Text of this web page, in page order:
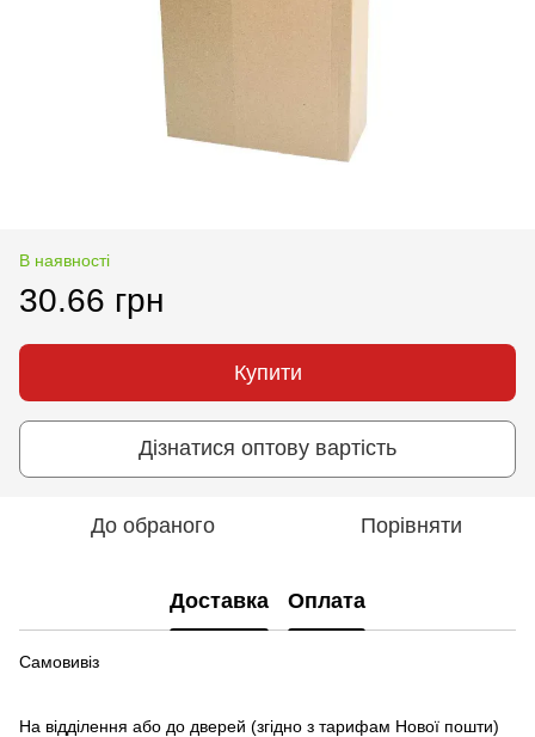
В наявності
30.66 грн
Купити
Дізнатися оптову вартість
До обраного Порівняти
Доставка Оплата
Самовивіз
На відділення або до дверей (згідно з тарифам Нової пошти)